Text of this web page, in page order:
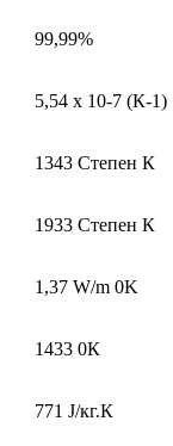
99,99%
5,54 x 10-7 (К-1)
1343 Степен К
1933 Степен К
1,37 W/m 0K
1433 0К
771 Ј/кг.К